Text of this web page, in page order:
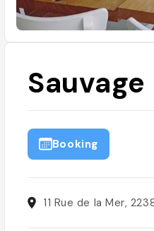
Booking
11 Rue de la Mer,